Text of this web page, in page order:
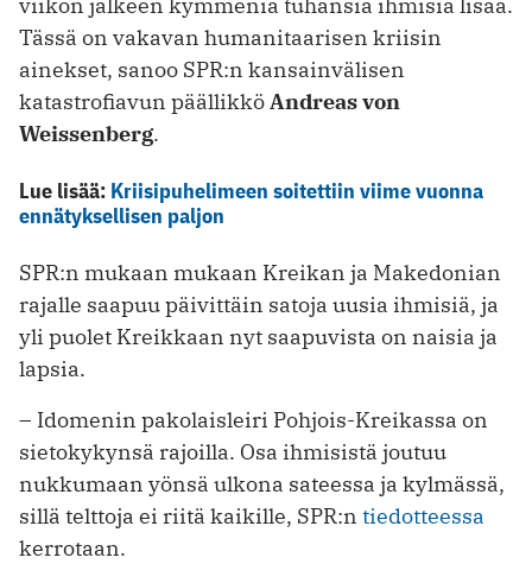
viikon jälkeen kymmeniä tuhansia ihmisiä lisää.
Tässä on vakavan humanitaarisen kriisin
ainekset, sanoo SPR:n kansainvälisen
katastrofiavun päällikköAndreas von
Weissenberg.
Lue lisää: Kriisipuhelimeen soitettiin viime vuonna
ennätyksellisen paljon
SPR:n mukaan mukaan Kreikan ja Makedonian
rajalle saapuu päivittäin satoja uusia ihmisiä, ja
yli puolet Kreikkaan nyt saapuvista on naisia ja
lapsia.
– Idomenin pakolaisleiri Pohjois-Kreikassa on
sietokykynsä rajoilla. Osa ihmisistä joutuu
nukkumaan yönsä ulkona sateessa ja kylmässä,
sillä telttoja ei riitä kaikille, SPR:n tiedotteessa
kerrotaan.